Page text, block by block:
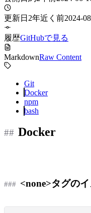
更新日 2年近く前2024-
履歴GitHubで見る
MarkdownRaw Content
Git
Docker
npm
bash
Docker
<none>タグの